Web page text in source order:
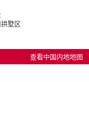
墅区
查看中国内地地图